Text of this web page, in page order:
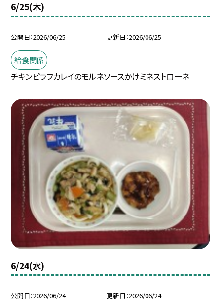
6/25(木)
公開日 2026/06/25 更新日 2026/06/25
給食関係
チキンピラフカレイのモルネソースかけミネストローネ
6/24(水)
公開日 2026/06/24 更新日 2026/06/24